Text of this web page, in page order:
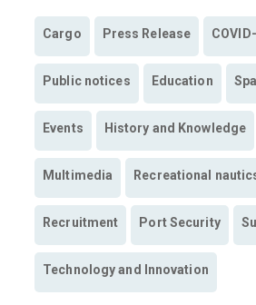
Cargo Press Release
Public notices Education
Events History and Knowledge
Multimedia Recreational
Recruitment Port Security
Technology and Innovation